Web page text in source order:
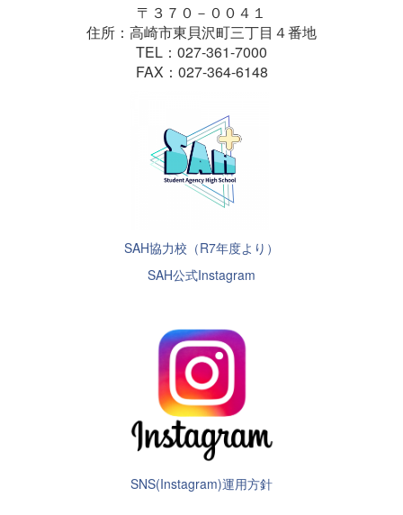
〒３７０－００４１
住所：高崎市東貝沢町三丁目４番地
TEL：027-361-7000
FAX：027-364-6148
SAH協力校（R7年度より）
SAH公式Instagram
SNS(Instagram)運用方針